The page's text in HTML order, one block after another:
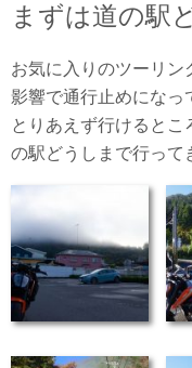
まずは道の駅
お気に入りのツーリ
影響で通行止めになっ
とりあえず行けると
の駅どうしまで行って